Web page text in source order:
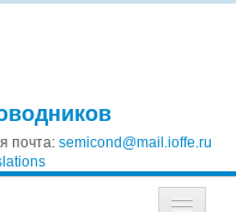
почта: semicond@mail.ioffe.ru